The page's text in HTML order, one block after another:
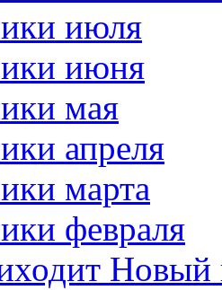
июля
июня
мая
апреля
марта
февраля
Новый